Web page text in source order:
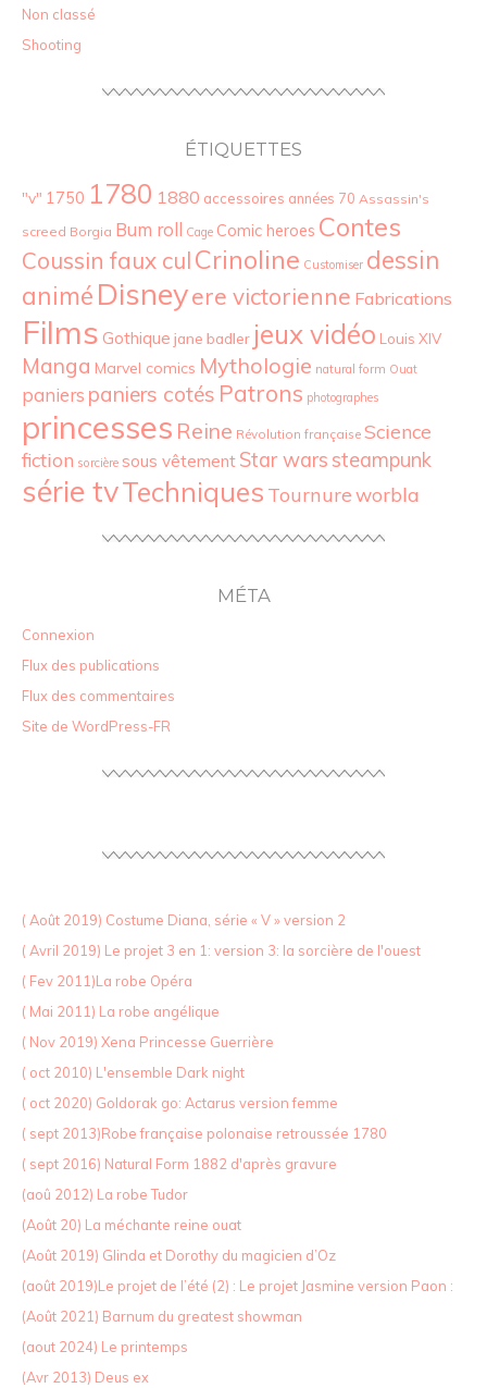
Non classé
Shooting
ÉTIQUETTES
"v" 1750 1780 1880 accessoires années 70 Assassin's
screed Borgia Bum roll Cage Comic heroes Contes
Coussin faux culCrinoline Customiser dessin
animé Disneyere victorienne Fabrications
Films Gothique jane badler jeux vidéo Louis XIV
Manga Marvel comics Mythologie natural form Ouat
paniers paniers cotés Patrons photographes
princesses Reine Révolution française Science
fiction sorcière sous vêtement Star wars steampunk
série tvTechniques Tournureworbla
MÉTA
Connexion
Flux des publications
Flux des commentaires
Site de WordPress-FR
( Août 2019) Costume Diana, série « V » version 2
( Avril 2019) Le projet 3 en 1: version 3: la sorcière de l'ouest
( Fev 2011)La robe Opéra
( Mai 2011) La robe angélique
( Nov 2019) Xena Princesse Guerrière
( oct 2010) L'ensemble Dark night
( oct 2020) Goldorak go: Actarus version femme
( sept 2013)Robe française polonaise retroussée 1780
( sept 2016) Natural Form 1882 d'après gravure
(aoû 2012) La robe Tudor
(Août 20) La méchante reine ouat
(Août 2019) Glinda et Dorothy du magicien d’Oz
(août 2019)Le projet de l’été (2) : Le projet Jasmine version Paon :
(Août 2021) Barnum du greatest showman
(aout 2024) Le printemps
(Avr 2013) Deus ex